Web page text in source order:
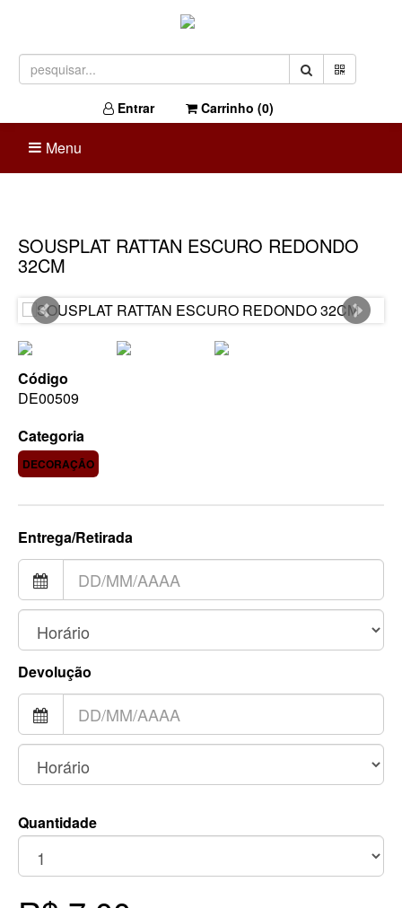
Entrar Carrinho (0)
Menu
SOUSPLAT RATTAN ESCURO REDONDO
32CM
Código
DE00509
Categoria
DECORAÇÃO
Entrega/Retirada
Devolução
Quantidade